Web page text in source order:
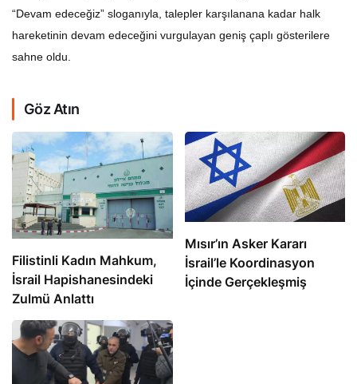
“Devam edeceğiz” sloganıyla, talepler karşılanana kadar halk
hareketinin devam edeceğini vurgulayan geniş çaplı gösterilere
sahne oldu.
Göz Atın
Filistinli Kadın Mahkum,
İsrail Hapishanesindeki
Zulmü Anlattı
Mısır’ın Asker Kararı
İsrail’le Koordinasyon
İçinde Gerçekleşmiş